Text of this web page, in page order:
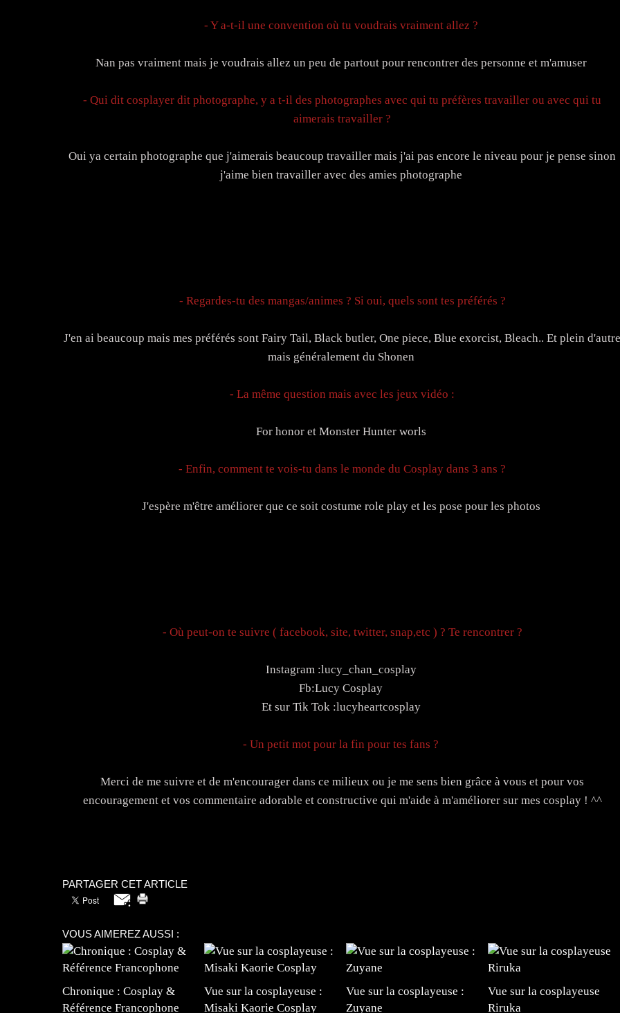
- Y a-t-il une convention où tu voudrais vraiment allez ?
Nan pas vraiment mais je voudrais allez un peu de partout pour rencontrer des personne et m'amuser
- Qui dit cosplayer dit photographe, y a t-il des photographes avec qui tu préfères travailler ou avec qui tu
aimerais travailler ?
Oui ya certain photographe que j'aimerais beaucoup travailler mais j'ai pas encore le niveau pour je pense sinon
j'aime bien travailler avec des amies photographe
- Regardes-tu des mangas/animes ? Si oui, quels sont tes préférés ?
J'en ai beaucoup mais mes préférés sont Fairy Tail, Black butler, One piece, Blue exorcist, Bleach.. Et plein d'autre
mais généralement du Shonen
- La même question mais avec les jeux vidéo :
For honor et Monster Hunter worls
- Enfin, comment te vois-tu dans le monde du Cosplay dans 3 ans ?
J'espère m'être améliorer que ce soit costume role play et les pose pour les photos
- Où peut-on te suivre ( facebook, site, twitter, snap,etc ) ? Te rencontrer ?
Instagram :lucy_chan_cosplay
Fb:Lucy Cosplay
Et sur Tik Tok :lucyheartcosplay
- Un petit mot pour la fin pour tes fans ?
Merci de me suivre et de m'encourager dans ce milieux ou je me sens bien grâce à vous et pour vos
encouragement et vos commentaire adorable et constructive qui m'aide à m'améliorer sur mes cosplay ! ^^
PARTAGER CET ARTICLE
VOUS AIMEREZ AUSSI :
Chronique : Cosplay &
Référence Francophone
Vue sur la cosplayeuse :
Misaki Kaorie Cosplay
Vue sur la cosplayeuse :
Zuyane
Vue sur la cosplayeuse
Riruka